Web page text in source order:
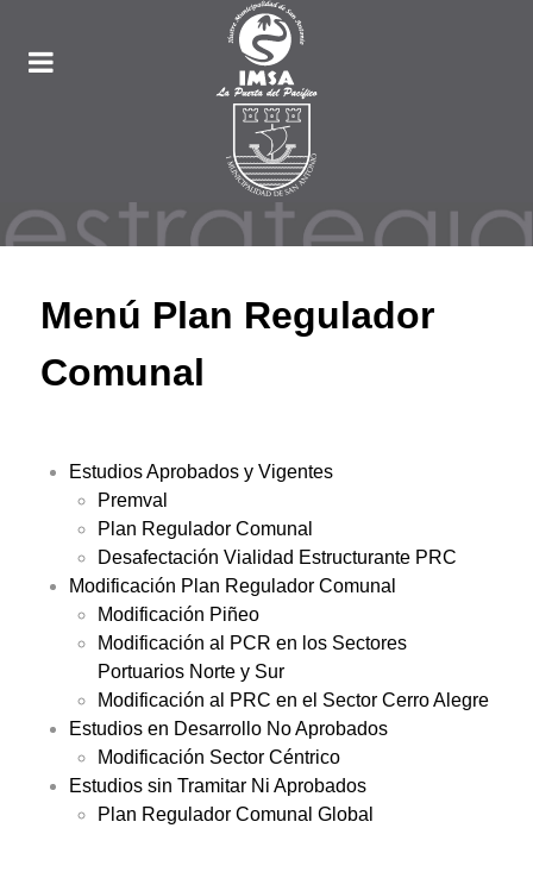
Menú Plan Regulador
Comunal
Estudios Aprobados y Vigentes
Premval
Plan Regulador Comunal
Desafectación Vialidad Estructurante PRC
Modificación Plan Regulador Comunal
Modificación Piñeo
Modificación al PCR en los Sectores
Portuarios Norte y Sur
Modificación al PRC en el Sector Cerro Alegre
Estudios en Desarrollo No Aprobados
Modificación Sector Céntrico
Estudios sin Tramitar Ni Aprobados
Plan Regulador Comunal Global